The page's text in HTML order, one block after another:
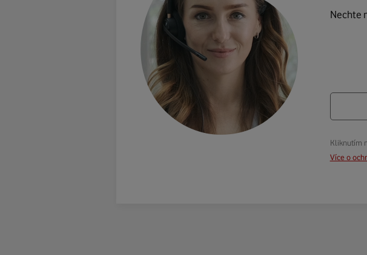
Nechte
Kliknutím
Více o